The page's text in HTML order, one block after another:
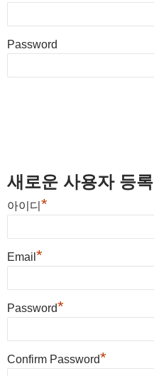
Password
새로운 사용자 등록
아이디 *
Email *
Password*
Confirm Password*